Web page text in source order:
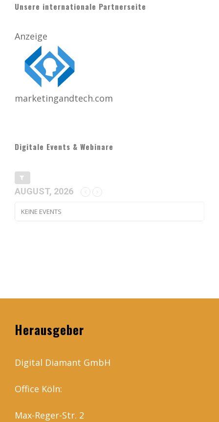
Unsere internationale Partnerseite
Anzeige
marketingandtech.com
Digitale Events & Webinare
AUGUST, 2026
KEINE EVENTS
Herausgeber
Digital Diamant GmbH
Office Köln:
Max-Reger-Str. 2